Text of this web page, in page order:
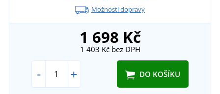
Možnosti dopravy
1 698 Kč
1 403 Kčbez DPH
- + DO KOŠÍKU